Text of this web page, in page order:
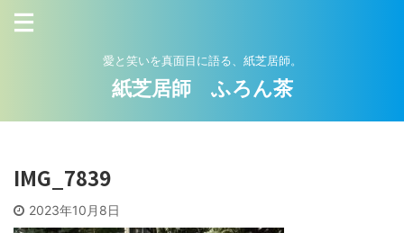
愛と笑いを真面目に語る、紙芝居師。
紙芝居師 ふろん茶
IMG_7839
2023年10月8日